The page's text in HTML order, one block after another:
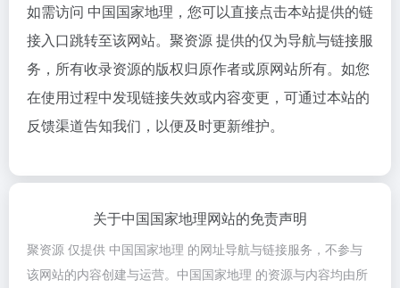
如需访问 中国国家地理，您可以直接点击本站提供的链
接入口跳转至该网站。聚资源 提供的仅为导航与链接服
务，所有收录资源的版权归原作者或原网站所有。如您
在使用过程中发现链接失效或内容变更，可通过本站的
反馈渠道告知我们，以便及时更新维护。
关于中国国家地理网站的免责声明
聚资源 仅提供 中国国家地理 的网址导航与链接服务，不参与
该网站的内容创建与运营。中国国家地理 的资源与内容均由所